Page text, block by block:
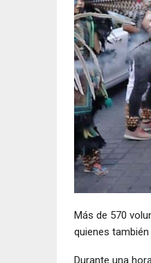
Más de 570
quienes
Durante una